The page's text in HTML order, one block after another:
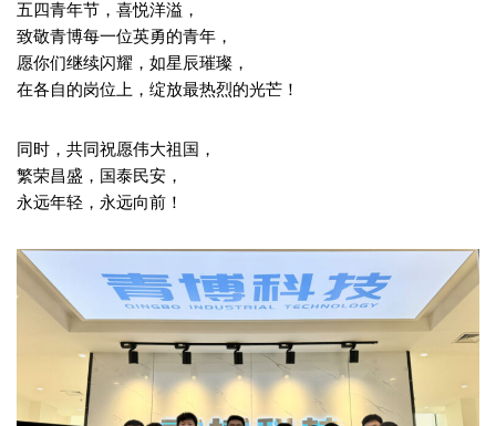
五四青年节，喜悦洋溢，
致敬青博每一位英勇的青年，
愿你们继续闪耀，如星辰璀璨，
在各自的岗位上，绽放最热烈的光芒！
同时，共同祝愿伟大祖国，
繁荣昌盛，国泰民安，
永远年轻，永远向前！